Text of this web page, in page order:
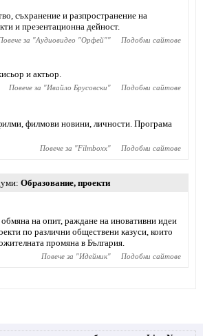
съхранение и разпространение на
и презентационна дейност.
за "Аудиовидео "Орфей"" Подобни сайтове
и актьор.
Повече за "Ивайло Брусовски" Подобни сайтове
филмови новини, личности. Програма
Повече за "Filmboxx" Подобни сайтове
Образование, проекти
на опит, раждане на иновативни идеи
по различни обществени казуси, които
промяна в България.
Повече за "Идейник" Подобни сайтове